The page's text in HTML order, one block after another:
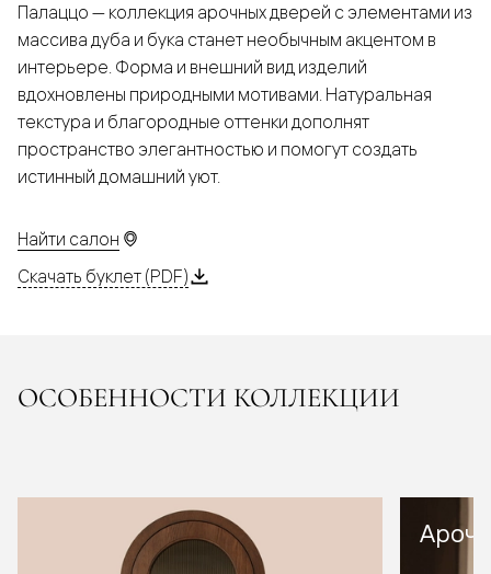
Палаццо — коллекция арочных дверей с элементами из
массива дуба и бука станет необычным акцентом в
интерьере. Форма и внешний вид изделий
вдохновлены природными мотивами. Натуральная
текстура и благородные оттенки дополнят
пространство элегантностью и помогут создать
истинный домашний уют.
Найти салон
Скачать буклет (PDF)
ОСОБЕННОСТИ КОЛЛЕКЦИИ